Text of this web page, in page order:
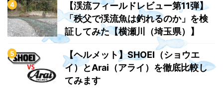
【渓流フィールドレビュー第11弾】
「秩父で渓流魚は釣れるのか」を検
証してみた【横瀬川（埼玉県）】
【ヘルメット】SHOEI（ショウエ
イ）とArai（アライ）を徹底比較し
てみます